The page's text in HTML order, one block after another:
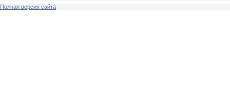
Полная версия сайта